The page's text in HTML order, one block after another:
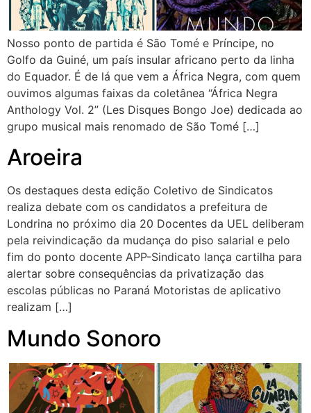
Nosso ponto de partida é São Tomé e Príncipe, no
Golfo da Guiné, um país insular africano perto da linha
do Equador. É de lá que vem a África Negra, com quem
ouvimos algumas faixas da coletânea “África Negra
Anthology Vol. 2” (Les Disques Bongo Joe) dedicada ao
grupo musical mais renomado de São Tomé […]
Aroeira
Os destaques desta edição Coletivo de Sindicatos
realiza debate com os candidatos a prefeitura de
Londrina no próximo dia 20 Docentes da UEL deliberam
pela reivindicação da mudança do piso salarial e pelo
fim do ponto docente APP-Sindicato lança cartilha para
alertar sobre consequências da privatização das
escolas públicas no Paraná Motoristas de aplicativo
realizam […]
Mundo Sonoro